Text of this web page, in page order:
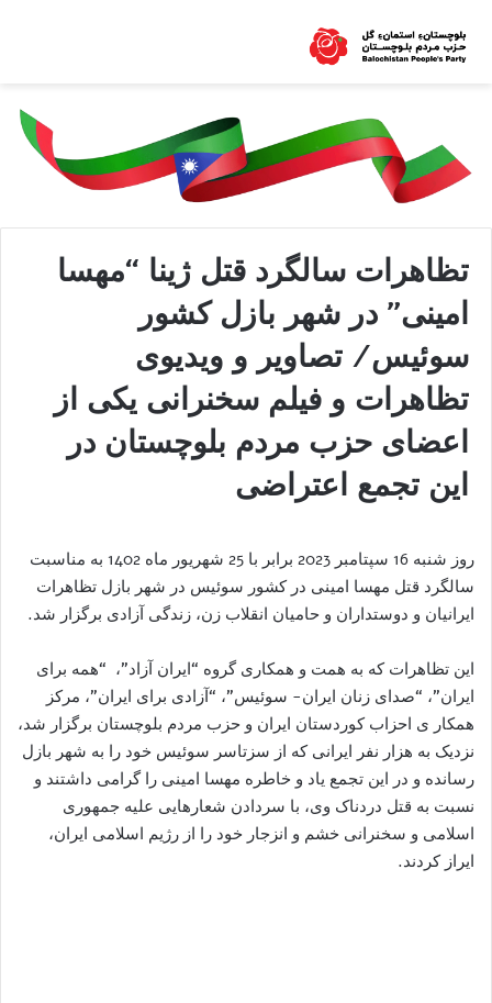
تظاهرات سالگرد قتل ژینا “مهسا
امینی” در شهر بازل کشور
سوئیس/ تصاویر و ویدیوی
تظاهرات و فیلم سخنرانی یکی از
اعضای حزب مردم بلوچستان در
این تجمع اعتراضی
روز شنبه 16 سپتامبر 2023 برابر با 25 شهریور ماه 1402 به مناسبت
سالگرد قتل مهسا امینی در کشور سوئیس در شهر بازل تظاهرات
ایرانیان و دوستداران و حامیان انقلاب زن، زندگی آزادی برگزار شد.
این تظاهرات که به همت و همکاری گروه “ایران آزاد”، “همه برای
ایران”، “صدای زنان ایران- سوئیس”، “آزادی برای ایران”، مرکز
همکار ی احزاب کوردستان ایران و حزب مردم بلوچستان برگزار شد،
نزدیک به هزار نفر ایرانی که از سزتاسر سوئیس خود را به شهر بازل
رسانده و در این تجمع یاد و خاطره مهسا امینی را گرامی داشتند و
نسبت به قتل دردناک وی، با سردادن شعارهایی علیه جمهوری
اسلامی و سخنرانی خشم و انزجار خود را از رژیم اسلامی ایران،
ایراز کردند.